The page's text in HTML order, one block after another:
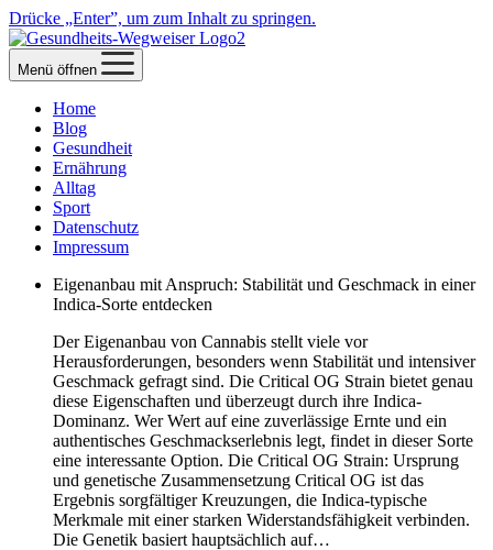
Drücke „Enter”, um zum Inhalt zu springen.
Menü öffnen
Home
Blog
Gesundheit
Ernährung
Alltag
Sport
Datenschutz
Impressum
Eigenanbau mit Anspruch: Stabilität und Geschmack in einer
Indica-Sorte entdecken
Der Eigenanbau von Cannabis stellt viele vor
Herausforderungen, besonders wenn Stabilität und intensiver
Geschmack gefragt sind. Die Critical OG Strain bietet genau
diese Eigenschaften und überzeugt durch ihre Indica-
Dominanz. Wer Wert auf eine zuverlässige Ernte und ein
authentisches Geschmackserlebnis legt, findet in dieser Sorte
eine interessante Option. Die Critical OG Strain: Ursprung
und genetische Zusammensetzung Critical OG ist das
Ergebnis sorgfältiger Kreuzungen, die Indica-typische
Merkmale mit einer starken Widerstandsfähigkeit verbinden.
Die Genetik basiert hauptsächlich auf…